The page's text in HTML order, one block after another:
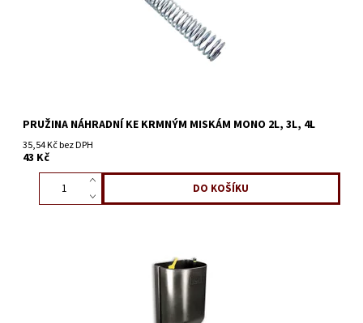
PRUŽINA NÁHRADNÍ KE KRMNÝM MISKÁM MONO 2L, 3L, 4L
35,54 Kč bez DPH
43 Kč